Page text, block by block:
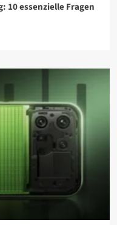
10 essenzielle Fragen